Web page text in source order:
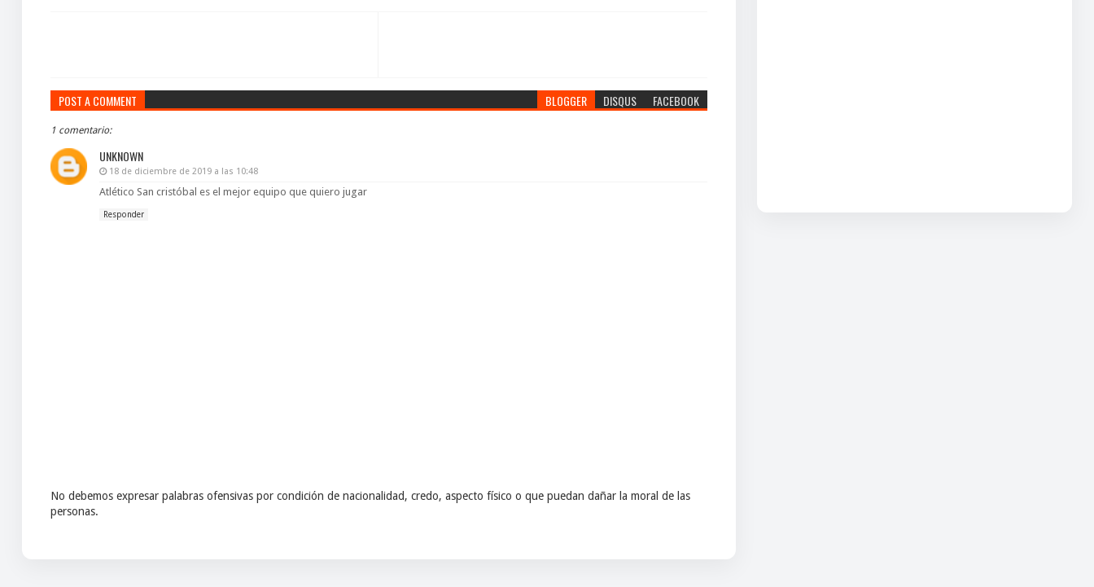
POST A COMMENT BLOGGER DISQUS FACEBOOK
1 comentario:
UNKNOWN
18 de diciembre de 2019 a las 10:48
Atlético San cristóbal es el mejor equipo que quiero jugar
Responder
No debemos expresar palabras ofensivas por condición de nacionalidad, credo, aspecto físico o que puedan dañar la moral de las
personas.